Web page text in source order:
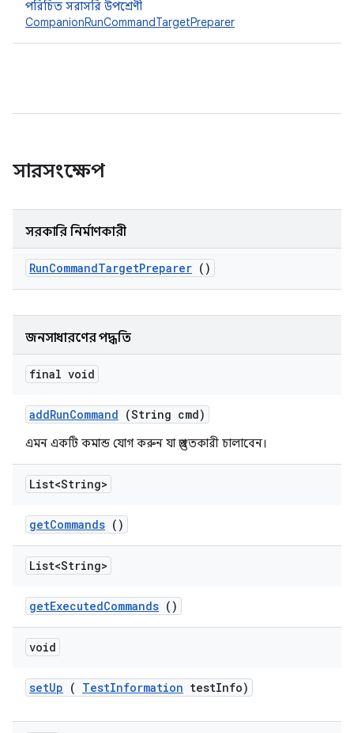
পরিচিত সরাসরি উপশ্রেণী
CompanionRunCommandTargetPreparer
সারসংক্ষেপ
সরকারি নির্মাণকারী
RunCommandTargetPreparer ()
জনসাধারণের পদ্ধতি
final void
addRunCommand (String cmd)
এমন একটি কমান্ড যোগ করুন যা প্রস্তুতকারী চালাবেন।
List<String>
getCommands ()
List<String>
getExecutedCommands ()
void
setUp ( TestInformation testInfo)